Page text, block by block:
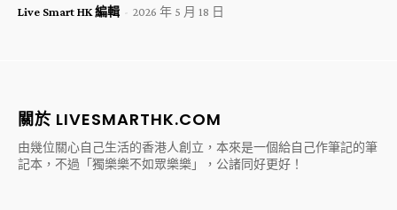
Live Smart HK 編輯 - 2026 年 5 月 18 日
關於 LIVESMARTHK.COM
由幾位關心自己生活的香港人創立，本來是一個給自己作筆記的筆
記本，不過「獨樂樂不如眾樂樂」，公諸同好更好！